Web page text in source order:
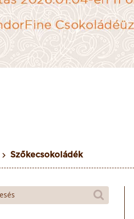
Szőkecsokoládék